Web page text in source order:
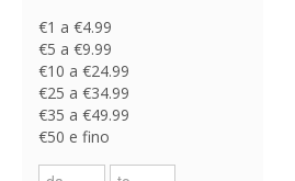
€1 a €4.99
€5 a €9.99
€10 a €24.99
€25 a €34.99
€35 a €49.99
€50 e fino